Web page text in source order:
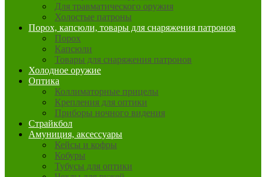
Для травматического оружия
Холостые патроны
Порох, капсюли, товары для снаряжения патронов
Порох
Капсюли
Товары для снаряжения патронов
Холодное оружие
Оптика
Коллиматорные прицелы
Крепления для оптики
Приборы ночного видения
Страйкбол
Амуниция, аксессуары
Кейсы и кофры
Кобуры
Тубусы для оптики